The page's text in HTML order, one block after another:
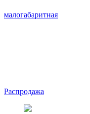
малогабаритная
Распродажа